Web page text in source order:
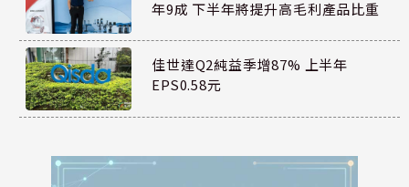
年9成 下半年將提升高毛利產品比重
佳世達Q2純益季增87% 上半年
EPS0.58元